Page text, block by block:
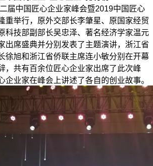
中国匠心企业家峰会暨2019中国匠心
重举行，原外交部长李肇星、原国家经贸
科技部副部长吴忠泽、著名经济学家温元
出席盛典并分别发表了主题演讲，浙江省
徐旭和浙江省侨联主席连小敏分别在开幕
，共有百余位匠心企业家出席了此次峰
企业家在峰会上讲述了各自的创业故事。